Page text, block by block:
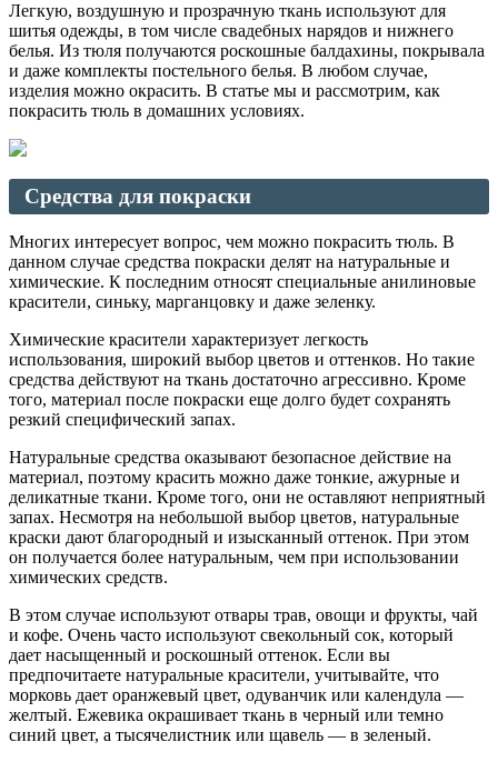
Легкую, воздушную и прозрачную ткань используют для
шитья одежды, в том числе свадебных нарядов и нижнего
белья. Из тюля получаются роскошные балдахины, покрывала
и даже комплекты постельного белья. В любом случае,
изделия можно окрасить. В статье мы и рассмотрим, как
покрасить тюль в домашних условиях.
Средства для покраски
Многих интересует вопрос, чем можно покрасить тюль. В
данном случае средства покраски делят на натуральные и
химические. К последним относят специальные анилиновые
красители, синьку, марганцовку и даже зеленку.
Химические красители характеризует легкость
использования, широкий выбор цветов и оттенков. Но такие
средства действуют на ткань достаточно агрессивно. Кроме
того, материал после покраски еще долго будет сохранять
резкий специфический запах.
Натуральные средства оказывают безопасное действие на
материал, поэтому красить можно даже тонкие, ажурные и
деликатные ткани. Кроме того, они не оставляют неприятный
запах. Несмотря на небольшой выбор цветов, натуральные
краски дают благородный и изысканный оттенок. При этом
он получается более натуральным, чем при использовании
химических средств.
В этом случае используют отвары трав, овощи и фрукты, чай
и кофе. Очень часто используют свекольный сок, который
дает насыщенный и роскошный оттенок. Если вы
предпочитаете натуральные красители, учитывайте, что
морковь дает оранжевый цвет, одуванчик или календула —
желтый. Ежевика окрашивает ткань в черный или темно
синий цвет, а тысячелистник или щавель — в зеленый.